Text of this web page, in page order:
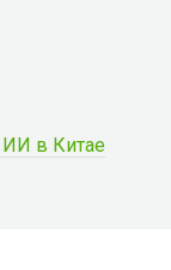
ИИ в Китае